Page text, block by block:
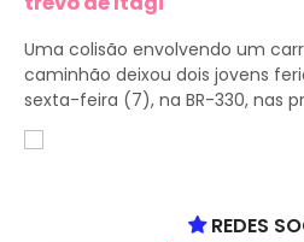
Uma colisão envolvendo um
caminhão deixou dois jovens
sexta-feira (7), na BR-330, nas
REDES